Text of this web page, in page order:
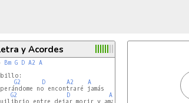
y Acordes
Bm G D A2 A
G2 D A2
A
G2 D
A2